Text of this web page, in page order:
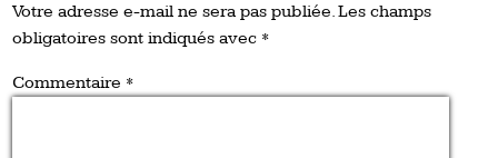
Votre adresse e-mail ne sera pas publiée.Les champs
obligatoires sont indiqués avec *
Commentaire *